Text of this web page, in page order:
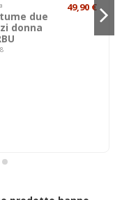
due
donna
49,90 €